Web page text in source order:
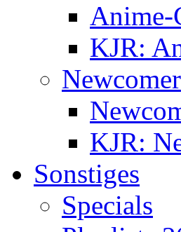
Anime-
KJR:
Newcomer
KJR:
Sonstiges
Specials